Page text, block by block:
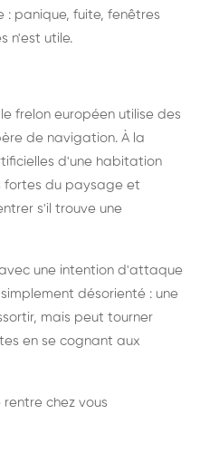
: panique, fuite, fenêtres
n'est utile.
frelon européen utilise des
de navigation. À la
d'une habitation
fortes du paysage et
s'il trouve une
une intention d'attaque
désorienté : une
mais peut tourner
en se cognant aux
chez vous